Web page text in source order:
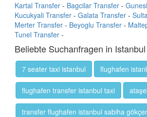
Kartal Transfer - Bagcilar Transfer -
Kucukyali Transfer - Galata Transfer -
Merter Transfer - Beyoglu Transfer -
Tunel Transfer -
Beliebte Suchanfragen in Istanbul
7 seater taxi istanbul flughafen
flughafen transfer istanbul taxi
transfer flughafen istanbul sabiha